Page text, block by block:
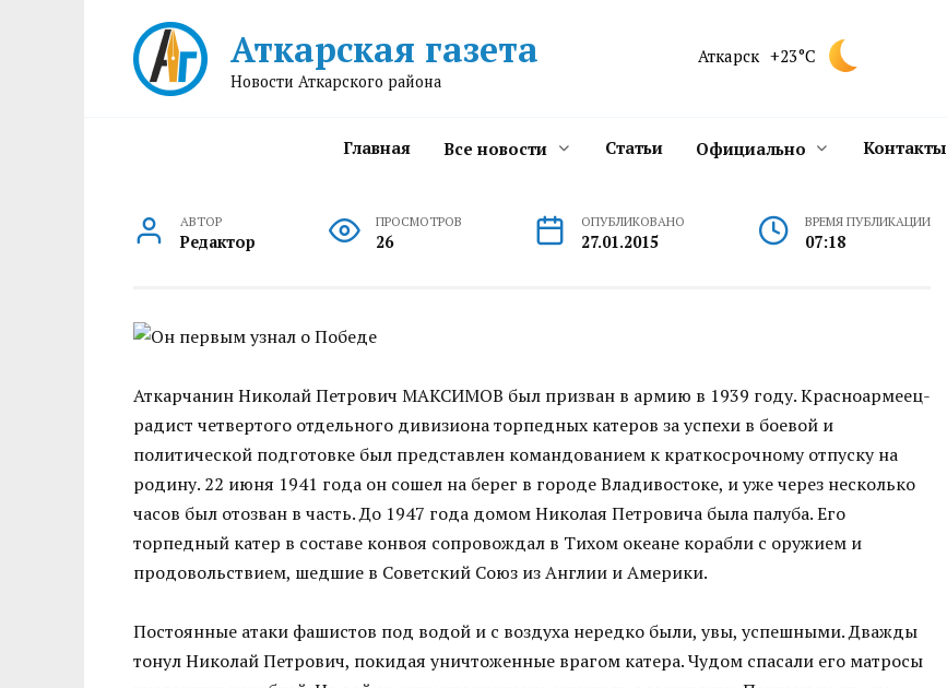
Аткарская газета
Новости Аткарского района
Аткарск +23°C
Главная Все новости Статьи Официально Контакты
АВТОР
Редактор
ПРОСМОТРОВ
26
ОПУБЛИКОВАНО
27.01.2015
ВРЕМЯ ПУБЛИКАЦИИ
07:18
Аткарчанин Николай Петрович МАКСИМОВ был призван в армию в 1939 году. Красноармеец-
радист четвертого отдельного дивизиона торпедных катеров за успехи в боевой и
политической подготовке был представлен командованием к краткосрочному отпуску на
родину. 22 июня 1941 года он сошел на берег в городе Владивостоке, и уже через несколько
часов был отозван в часть. До 1947 года домом Николая Петровича была палуба. Его
торпедный катер в составе конвоя сопровождал в Тихом океане корабли с оружием и
продовольствием, шедшие в Советский Союз из Англии и Америки.
Постоянные атаки фашистов под водой и с воздуха нередко были, увы, успешными. Дважды
тонул Николай Петрович, покидая уничтоженные врагом катера. Чудом спасали его матросы